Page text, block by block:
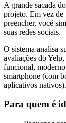
A grande sacada
projeto. Em vez de
preencher, você
suas redes sociais.
O sistema analisa
avaliações do
funcional,
smartphone (com
aplicativos nativos).
Para quem é